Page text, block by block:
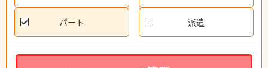
パート 派遣